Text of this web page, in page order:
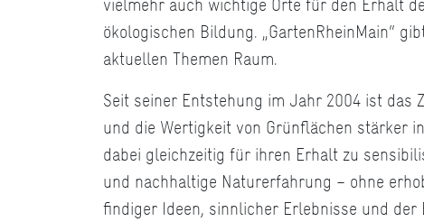
ökologischen Bildung. „GartenRheinMain“
aktuellen Themen Raum.
Seit seiner Entstehung im Jahr 2004 ist das
und die Wertigkeit von Grünflächen stärker
dabei gleichzeitig für ihren Erhalt zu
und nachhaltige Naturerfahrung – ohne
findiger Ideen, sinnlicher Erlebnisse und